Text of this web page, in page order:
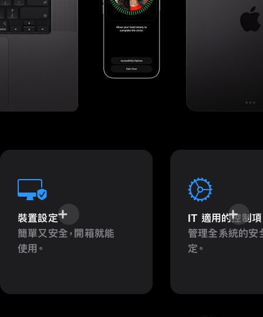
裝置設定
簡單又安全，開箱就能
使用。
IT 適用的控制
管理全系統的安
定。